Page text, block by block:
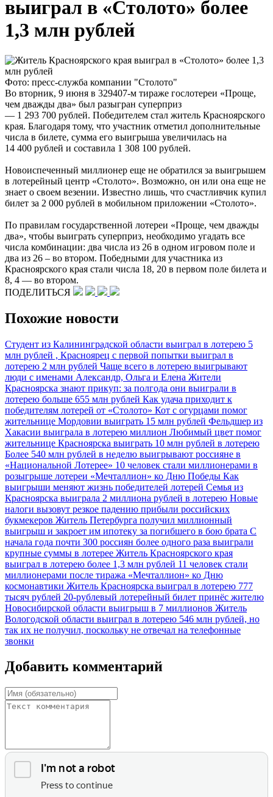
выиграл в «Столото» более
1,3 млн рублей
Фото: пресс-служба компании "Столото"
Во вторник, 9 июня в 329407-м тираже гослотереи «Проще,
чем дважды два» был разыгран суперприз
— 1 293 700 рублей. Победителем стал житель Красноярского
края. Благодаря тому, что участник отметил дополнительные
числа в билете, сумма его выигрыша увеличилась на
14 400 рублей и составила 1 308 100 рублей.
Новоиспеченный миллионер еще не обратился за выигрышем
в лотерейный центр «Столото». Возможно, он или она еще не
знает о своем везении. Известно лишь, что счастливчик купил
билет за 2 000 рублей в мобильном приложении «Столото».
По правилам государственной лотереи «Проще, чем дважды
два», чтобы выиграть суперприз, необходимо угадать все
числа комбинации: два числа из 26 в одном игровом поле и
два из 26 – во втором. Победными для участника из
Красноярского края стали числа 18, 20 в первом поле билета и
8, 4 — во втором.
ПОДЕЛИТЬСЯ
Похожие новости
Студент из Калининградской области выиграл в лотерею 5
млн рублей , Красноярец с первой попытки выиграл в
лотерею 2 млн рублей Чаще всего в лотерею выигрывают
люди с именами Александр, Ольга и Елена Жители
Красноярска знают прикуп: за полгода они выиграли в
лотерею больше 655 млн рублей Как удача приходит к
победителям лотерей от «Столото» Кот с огурцами помог
жительнице Мордовии выиграть 15 млн рублей Фельдшер из
Хакасии выиграла в лотерею миллион Любимый цвет помог
жительнице Красноярска выиграть 10 млн рублей в лотерею
Более 540 млн рублей в неделю выигрывают россияне в
«Национальной Лотерее» 10 человек стали миллионерами в
розыгрыше лотереи «Мечталлион» ко Дню Победы Как
выигрыши меняют жизнь победителей лотерей Семья из
Красноярска выиграла 2 миллиона рублей в лотерею Новые
налоги вызовут резкое падению прибыли российских
букмекеров Житель Петербурга получил миллионный
выигрыш и закроет им ипотеку за погибшего в бою брата С
начала года почти 300 россиян более одного раза выиграли
крупные суммы в лотерее Житель Красноярского края
выиграл в лотерею более 1,3 млн рублей 11 человек стали
миллионерами после тиража «Мечталлион» ко Дню
космонавтики Житель Красноярска выиграл в лотерею 777
тысяч рублей 20-рублевый лотерейный билет принёс жителю
Новосибирской области выигрыш в 7 миллионов Житель
Вологодской области выиграл в лотерею 546 млн рублей, но
так их не получил, поскольку не отвечал на телефонные
звонки
Добавить комментарий